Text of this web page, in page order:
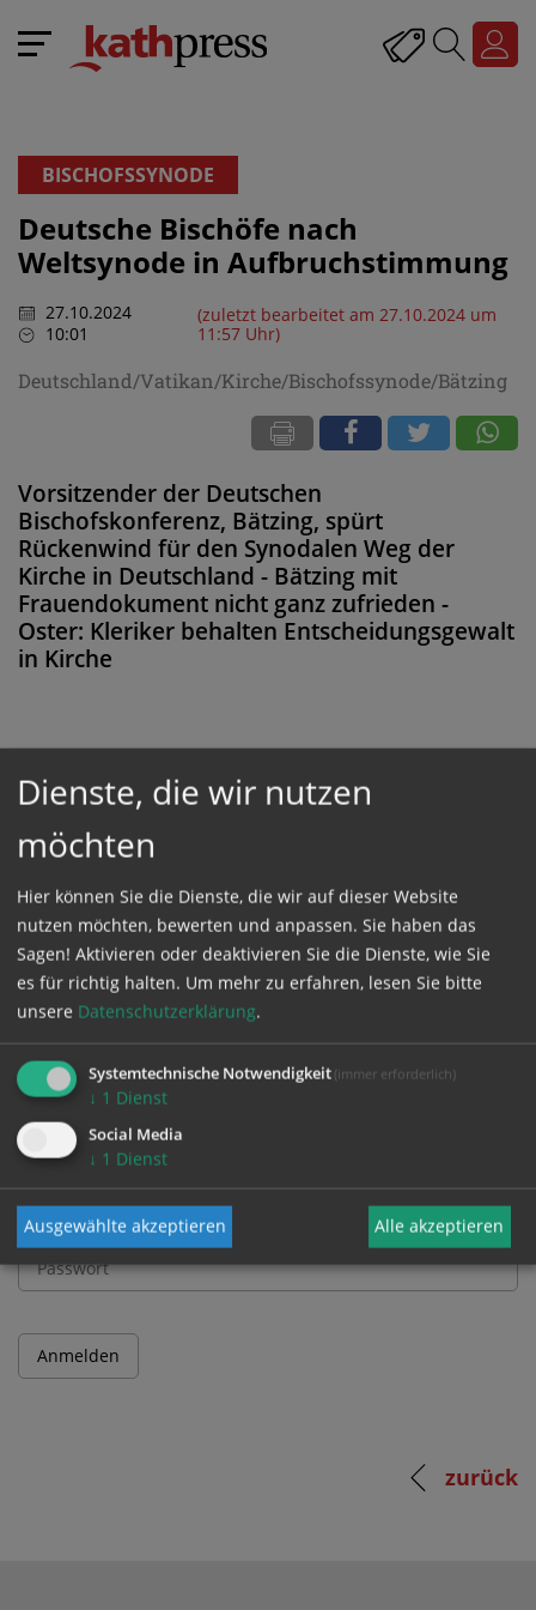
BISCHOFSSYNODE
Deutsche Bischöfe nach
Weltsynode in Aufbruchstimmung
27.10.2024
10:01
(zuletzt bearbeitet am 27.10.2024 um
11:57 Uhr)
Deutschland/Vatikan/Kirche/Bischofssynode/Bätzing
Vorsitzender der Deutschen
Bischofskonferenz, Bätzing, spürt
Rückenwind für den Synodalen Weg der
Kirche in Deutschland - Bätzing mit
Frauendokument nicht ganz zufrieden -
Oster: Kleriker behalten Entscheidungsgewalt
in Kirche
Diese Meldung ist nicht frei verfügbar. Bitte
loggen Sie sich ein, oder bestellen Sie das
ProduktKathpress_online
GESCHÜTZTER BEREICH
Bitte melden Sie sich mit Ihrem Benutzernamen
und Passwort an.
Benutzername
Passwort
zurück
Dienste, die wir nutzen
möchten
Hier können Sie die Dienste, die wir auf dieser Website
nutzen möchten, bewerten und anpassen. Sie haben das
Sagen! Aktivieren oder deaktivieren Sie die Dienste, wie Sie
es für richtig halten. Um mehr zu erfahren, lesen Sie bitte
unsere Datenschutzerklärung.
Systemtechnische Notwendigkeit (immer erforderlich)
↓ 1 Dienst
Social Media
↓ 1 Dienst
Ausgewählte akzeptieren Alle akzeptieren